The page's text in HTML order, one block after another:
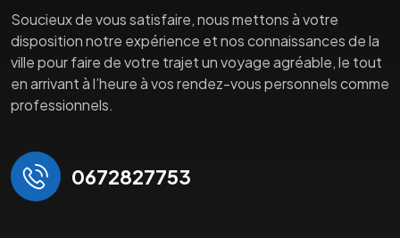
Soucieux de vous satisfaire, nous mettons à votre
disposition notre expérience et nos connaissances de la
ville pour faire de votre trajet un voyage agréable, le tout
en arrivant à l’heure à vos rendez-vous personnels comme
professionnels.
0672827753